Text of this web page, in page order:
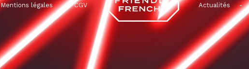
Mentions légales - CGV Actualités -